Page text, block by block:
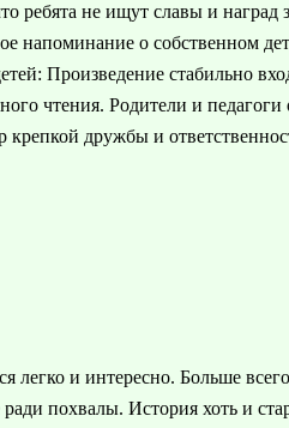
не ищут славы и наград
напоминание о собственном
Произведение стабильно
чтения. Родители и
дружбы и
и интересно. Больше
похвалы. История хоть и